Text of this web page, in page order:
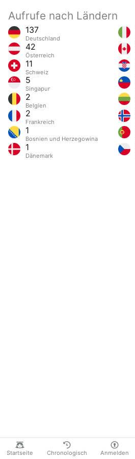
Startseite Chronologisch Anmelden
Aufrufe nach Ländern
137
Deutschland
42
Österreich
11
Schweiz
5
Singapur
2
Belgien
2
Frankreich
1
Bosnien und Herzegowina
1
Dänemark